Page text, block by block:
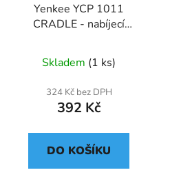
Yenkee YCP 1011
CRADLE - nabíjecí
ovladače
Skladem (1 ks)
324 Kč bez DPH
392 Kč
DO KOŠÍKU